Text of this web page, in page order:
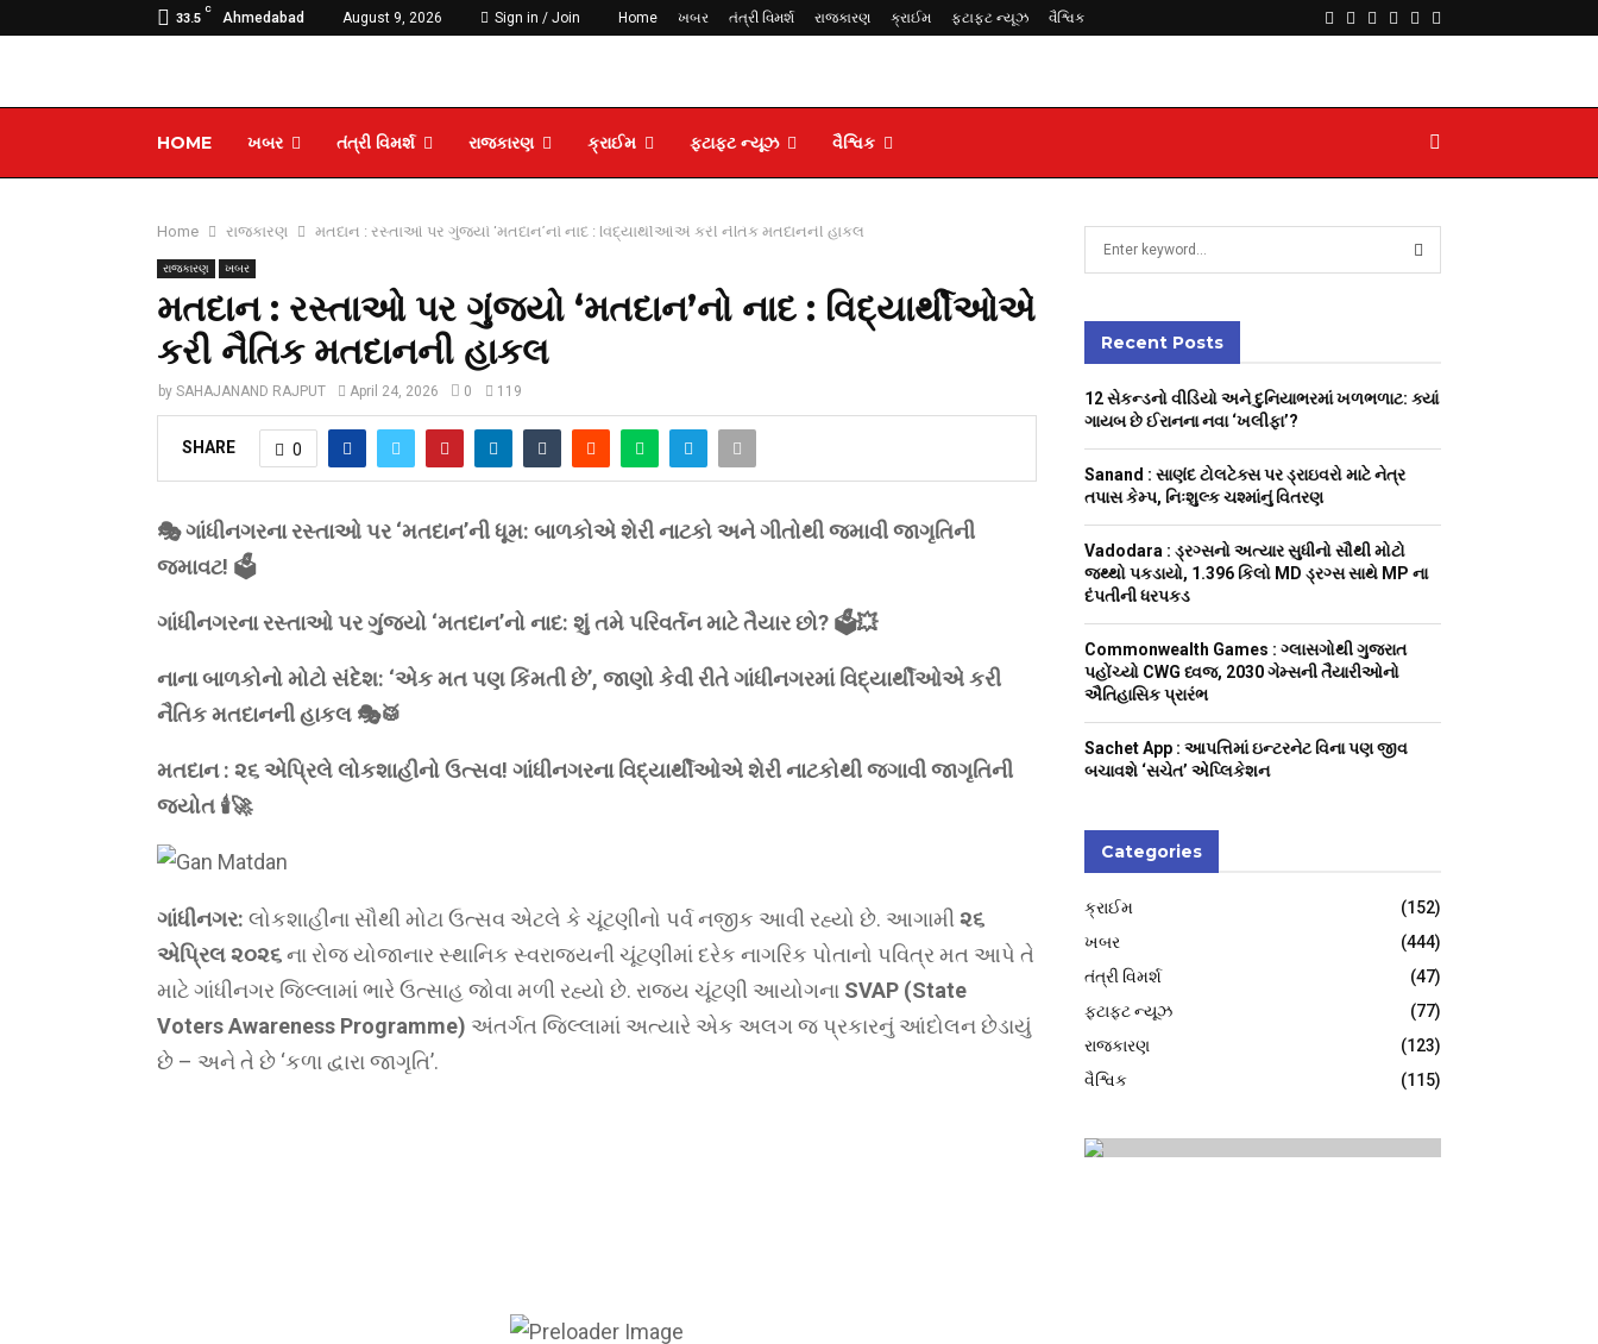
33.5
C
Ahmedabad August 9, 2026 Sign in / Join Home ખબર તંત્રી વિમર્શ રાજકારણ ક્રાઈમ ફટાફટ ન્યૂઝ વૈશ્વિક Facebook
TwitterInstagram
YoutubeTelegram
HOME ખબર તંત્રી વિમર્શ રાજકારણ ક્રાઈમ ફટાફટ ન્યૂઝ વૈશ્વિક
Home રાજકારણ મતદાન : રસ્તાઓ પર ગુંજ્યો ‘મતદાન’નો નાદ : વિદ્યાર્થીઓએ કરી નૈતિક મતદાનની હાકલ
રાજકારણ ખબર
મતદાન : રસ્તાઓ પર ગુંજ્યો ‘મતદાન’નો નાદ : વિદ્યાર્થીઓએ
કરી નૈતિક મતદાનની હાકલ
by SAHAJANAND RAJPUT April 24, 2026 0 119
SHARE 0
🎭 ગાંધીનગરના રસ્તાઓ પર ‘મતદાન’ની ધૂમ: બાળકોએ શેરી નાટકો અને ગીતોથી જમાવી જાગૃતિની
જમાવટ! 🗳️
ગાંધીનગરના રસ્તાઓ પર ગુંજ્યો ‘મતદાન’નો નાદ: શું તમે પરિવર્તન માટે તૈયાર છો? 🗳️💥
નાના બાળકોનો મોટો સંદેશ: ‘એક મત પણ કિંમતી છે’, જાણો કેવી રીતે ગાંધીનગરમાં વિદ્યાર્થીઓએ કરી
નૈતિક મતદાનની હાકલ 🎭🥁
મતદાન : ૨૬ એપ્રિલે લોકશાહીનો ઉત્સવ! ગાંધીનગરના વિદ્યાર્થીઓએ શેરી નાટકોથી જગાવી જાગૃતિની
જ્યોત 🕯️🚀
ગાંધીનગર: લોકશાહીના સૌથી મોટા ઉત્સવ એટલે કે ચૂંટણીનો પર્વ નજીક આવી રહ્યો છે. આગામી૨૬
એપ્રિલ ૨૦૨૬ના રોજ યોજાનાર સ્થાનિક સ્વરાજ્યની ચૂંટણીમાં દરેક નાગરિક પોતાનો પવિત્ર મત આપે તે
માટે ગાંધીનગર જિલ્લામાં ભારે ઉત્સાહ જોવા મળી રહ્યો છે. રાજ્ય ચૂંટણી આયોગના SVAP (State
Voters Awareness Programme) અંતર્ગત જિલ્લામાં અત્યારે એક અલગ જ પ્રકારનું આંદોલન છેડાયું
છે – અને તે છે ‘કળા દ્વારા જાગૃતિ’.
h
f
o
A
Recent Posts
12 સેકન્ડનો વીડિયો અને દુનિયાભરમાં ખળભળાટ: ક્યાં
ગાયબ છે ઈરાનના નવા ‘ખલીફા’?
Sanand : સાણંદ ટોલટેક્સ પર ડ્રાઇવરો માટે નેત્ર
તપાસ કેમ્પ, નિઃશુલ્ક ચશ્માંનું વિતરણ
Vadodara : ડ્રગ્સનો અત્યાર સુધીનો સૌથી મોટો
જથ્થો પકડાયો, 1.396 કિલો MD ડ્રગ્સ સાથે MP ના
દંપતીની ધરપકડ
Commonwealth Games : ગ્લાસગોથી ગુજરાત
પહોંચ્યો CWG ધ્વજ, 2030 ગેમ્સની તૈયારીઓનો
ઐતિહાસિક પ્રારંભ
Sachet App : આપત્તિમાં ઇન્ટરનેટ વિના પણ જીવ
બચાવશે ‘સચેત’ એપ્લિકેશન
Categories
ક્રાઈમ
(152)
ખબર
(444)
તંત્રી વિમર્શ
(47)
ફટાફટ ન્યૂઝ
(77)
રાજકારણ
(123)
વૈશ્વિક
(115)